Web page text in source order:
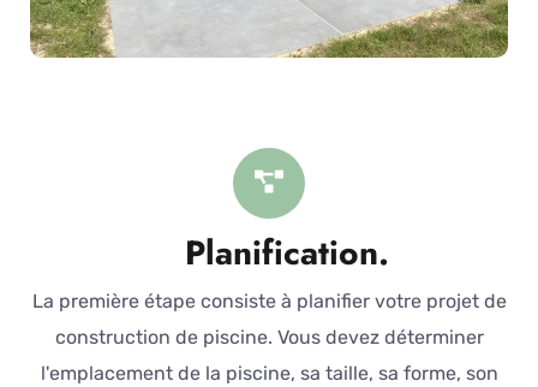
Planification.
La première étape consiste à planifier votre projet de
construction de piscine. Vous devez déterminer
l'emplacement de la piscine, sa taille, sa forme, son